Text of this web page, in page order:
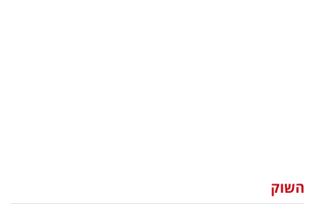
וצרכנות
השוק